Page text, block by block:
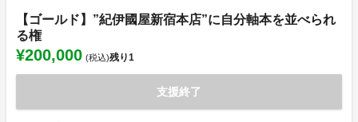
【ゴールド】”紀伊國屋新宿本店”に自分軸本を並べられ
る権
¥200,000 (税込)残り1
支援終了